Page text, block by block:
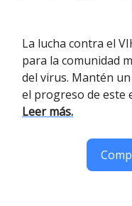
La lucha contra el
para la comunidad
del virus. Mantén
el progreso de este
Leer más.